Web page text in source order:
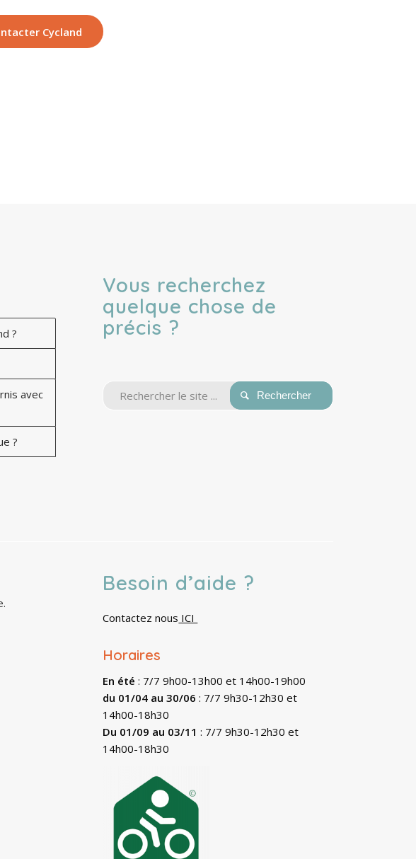
Cycland
?
avec
?
Vous recherchez
quelque chose de
précis ?
Besoin d’aide ?
Contactez nous ICI
Horaires
En été : 7/7 9h00-13h00 et 14h00-19h00
du 01/04 au 30/06 : 7/7 9h30-12h30 et
14h00-18h30
Du 01/09 au 03/11 : 7/7 9h30-12h30 et
14h00-18h30